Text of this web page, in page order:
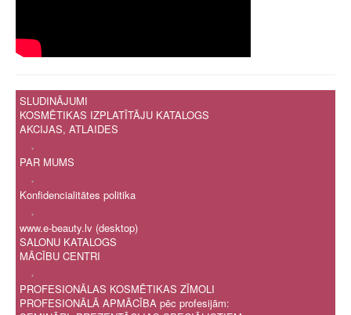
SLUDINĀJUMI
KOSMĒTIKAS IZPLATĪTĀJU KATALOGS
AKCIJAS, ATLAIDES
.
PAR MUMS
.
Konfidencialitātes politika
.
www.e-beauty.lv (desktop)
SALONU KATALOGS
MĀCĪBU CENTRI
.
PROFESIONĀLAS KOSMĒTIKAS ZĪMOLI
PROFESIONĀLĀ APMĀCĪBA pēc profesijām: